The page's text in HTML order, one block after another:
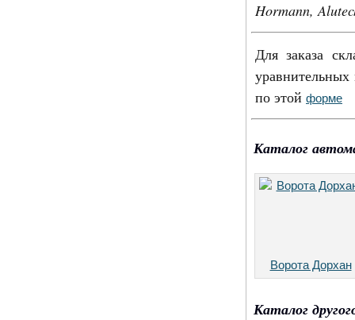
Hormann,
Для заказа
уравнительных
по этой форме
Каталог
Ворота Дорхан
Каталог